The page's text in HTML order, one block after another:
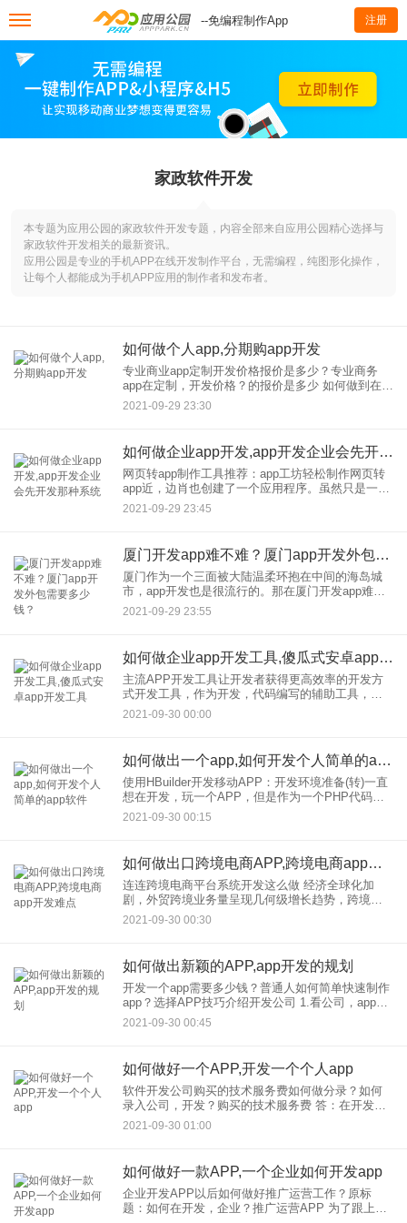
--免编程制作App 注册
家政软件开发
本专题为应用公园的家政软件开发专题，内容全部来自应用公园精心选择与
家政软件开发相关的最新资讯。
应用公园是专业的手机APP在线开发制作平台，无需编程，纯图形化操作，
让每个人都能成为手机APP应用的制作者和发布者。
如何做个人app,分期购app开发
专业商业app定制开发价格报价是多少？专业商务
app在定制，开发价格？的报价是多少 如何做到在中
小企业？推广应用很简单。市场调研需要提交书
籍，写软文，写建网站的视频。举报书很难，你需
2021-09-29 23:30
如何做企业app开发,app开发企业会先开发那种系统
网页转app制作工具推荐：app工坊轻松制作网页转
app近，边肖也创建了一个应用程序。虽然只是一个
带web shell的app，但是用来装挺高的！一个朋友问
怎么做。让我们看看边肖是如何做到的。
2021-09-29 23:45
厦门开发app难不难？厦门app开发外包需要多少钱？
厦门作为一个三面被大陆温柔环抱在中间的海岛城
市，app开发也是很流行的。那在厦门开发app难不
难？厦门app开发公司需要多少钱？在厦门开发app
有两个方法，编程开发和免编程开发，这里给大家
2021-09-29 23:55
如何做企业app开发工具,傻瓜式安卓app开发工具
主流APP开发工具让开发者获得更高效率的开发方
式开发工具，作为开发，代码编写的辅助工具，是
一个很好的APP编码工具，可以快速提高编码效率
和质量。开发人常用的主流APP开发工具有哪些？
2021-09-30 00:00
如何做出一个app,如何开发个人简单的app软件
使用HBuilder开发移动APP：开发环境准备(转)一直
想在开发，玩一个APP，但是作为一个PHP代码农
民，他需要重新学习JAVA或者ObjectC，这也是他
一直没有实现这个目标的原因。但是现在HT
2021-09-30 00:15
如何做出口跨境电商APP,跨境电商app开发难点
连连跨境电商平台系统开发这么做 经济全球化加
剧，外贸跨境业务量呈现几何级增长趋势，跨境电
商体系的建立成为公司，企业跨境业务快速进入的
起点如何构建跨境电商体系？以下是边肖总结的跨
2021-09-30 00:30
如何做出新颖的APP,app开发的规划
开发一个app需要多少钱？普通人如何简单快速制作
app？选择APP技巧介绍开发公司 1.看公司，app开
发公司，整体实力一般比较强，比较靠谱，肯定有
比较成功的案例，官网，可以看，特别是大企业，
2021-09-30 00:45
如何做好一个APP,开发一个个人app
软件开发公司购买的技术服务费如何做分录？如何
录入公司，开发？购买的技术服务费 答：在开发为
新产品、新材料和新零件在公司进行技术研究而发
生的费用费用包括在费用为技术开发项目服务的人
2021-09-30 01:00
如何做好一款APP,一个企业如何开发app
企业开发APP以后如何做好推广运营工作？原标
题：如何在开发，企业？推广运营APP 为了跟上互